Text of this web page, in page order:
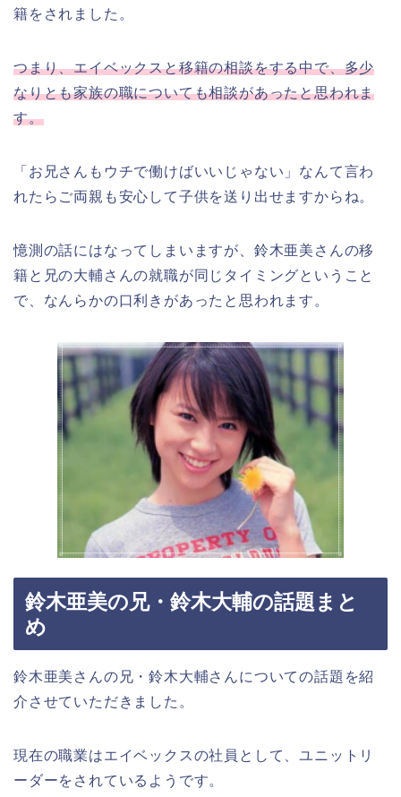
籍をされました。
つまり、エイベックスと移籍の相談をする中で、多少
なりとも家族の職についても相談があったと思われま
す。
「お兄さんもウチで働けばいいじゃない」なんて言わ
れたらご両親も安心して子供を送り出せますからね。
憶測の話にはなってしまいますが、鈴木亜美さんの移
籍と兄の大輔さんの就職が同じタイミングということ
で、なんらかの口利きがあったと思われます。
鈴木亜美の兄・鈴木大輔の話題まと
め
鈴木亜美さんの兄・鈴木大輔さんについての話題を紹
介させていただきました。
現在の職業はエイベックスの社員として、ユニットリ
ーダーをされているようです。